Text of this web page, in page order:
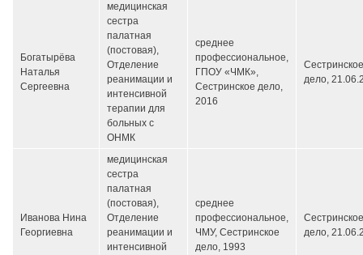
Богатырёва
Наталья
Сергеевна
медицинская
сестра
палатная
(постовая),
Отделение
реанимации и
интенсивной
терапии для
больных с
ОНМК
среднее
профессиональное,
ГПОУ «ЧМК»,
Сестринское дело,
2016
Сестринское
дело,
Иванова Нина
Георгиевна
медицинская
сестра
палатная
(постовая),
Отделение
реанимации и
интенсивной
среднее
профессиональное,
ЧМУ, Сестринское
дело, 1993
Сестринское
дело,